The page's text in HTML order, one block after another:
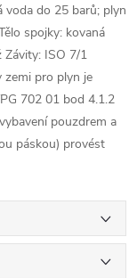
voda do 25 barů; plyn
spojky: kovaná
Závity: ISO 7/1
pro plyn je
702 01 bod 4.1.2
pouzdrem a
páskou) provést